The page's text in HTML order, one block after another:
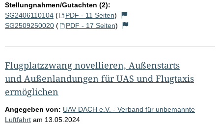
Stellungnahmen/Gutachten (2):
SG2406110104 ( PDF - 11 Seiten)
SG2509250020 ( PDF - 17 Seiten)
Flugplatzzwang novellieren, Außenstarts
und Außenlandungen für UAS und Flugtaxis
ermöglichen
Angegeben von: UAV DACH e.V. - Verband für unbemannte
Luftfahrt am 13.05.2024